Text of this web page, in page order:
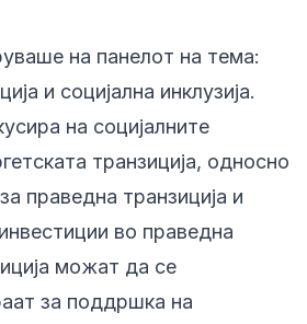
на панелот на тема:
и социјална инклузија.
на социјалните
транзиција, односно
праведна транзиција и
во праведна
можат да се
за поддршка на